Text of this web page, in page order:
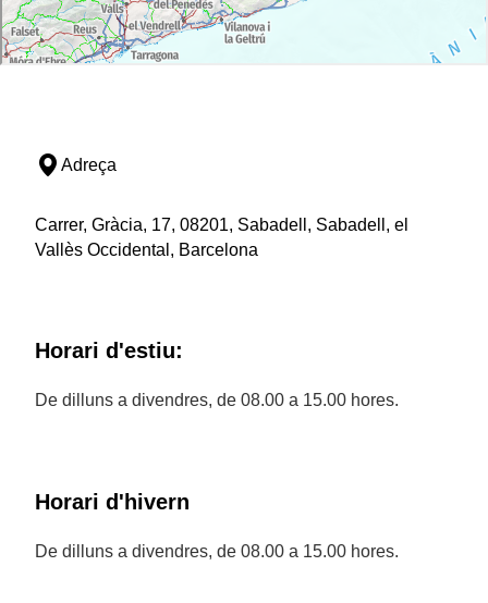
Adreça
Carrer, Gràcia, 17, 08201, Sabadell, Sabadell, el
Vallès Occidental, Barcelona
Horari d'estiu:
De dilluns a divendres, de 08.00 a 15.00 hores.
Horari d'hivern
De dilluns a divendres, de 08.00 a 15.00 hores.